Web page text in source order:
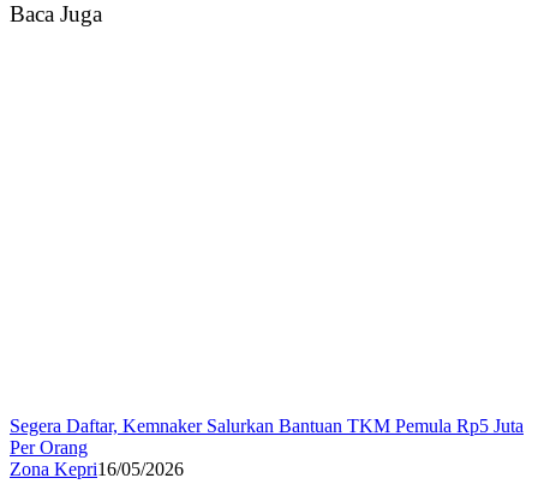
Baca Juga
Segera Daftar, Kemnaker Salurkan Bantuan TKM Pemula Rp5 Juta
Per Orang
Zona Kepri16/05/2026